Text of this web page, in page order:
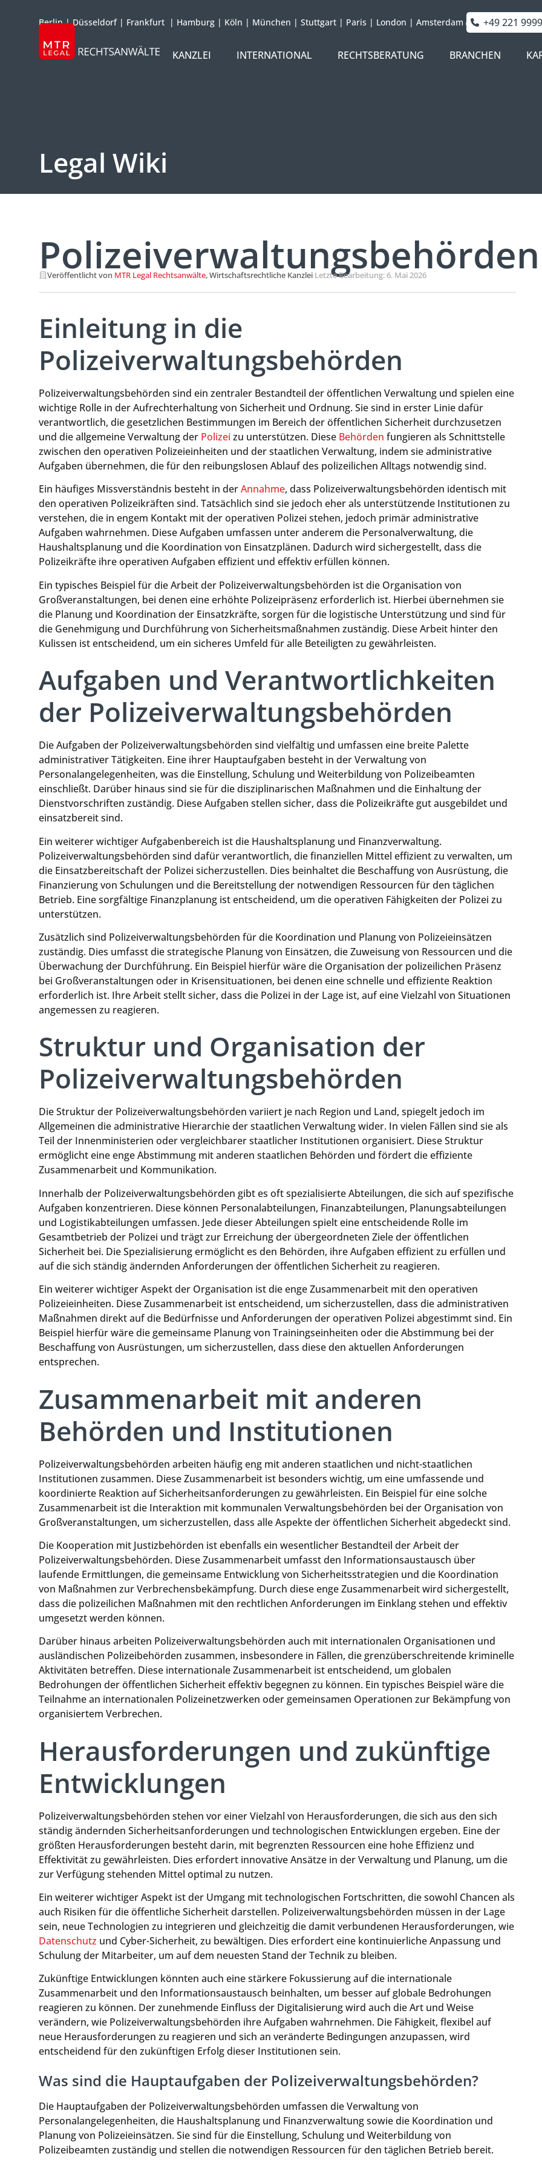
Berlin|Düsseldorf| Frankfurt | Hamburg | Köln | München | Stuttgart | Paris | London | Amsterdam +49 221
KANZLEI
INTERNATIONAL RECHTSBERATUNG BRANCHEN
Legal Wiki
Polizeiverwaltungsbehörden
Veröffentlicht von MTR Legal Rechtsanwälte, Wirtschaftsrechtliche Kanzlei·Letzte Bearbeitung: 6. Mai 2026
Einleitung in die
Polizeiverwaltungsbehörden
Polizeiverwaltungsbehörden sind ein zentraler Bestandteil der öffentlichen Verwaltung und spielen eine
wichtige Rolle in der Aufrechterhaltung von Sicherheit und Ordnung. Sie sind in erster Linie dafür
verantwortlich, die gesetzlichen Bestimmungen im Bereich der öffentlichen Sicherheit durchzusetzen
und die allgemeine Verwaltung der Polizei zu unterstützen. Diese Behörden fungieren als Schnittstelle
zwischen den operativen Polizeieinheiten und der staatlichen Verwaltung, indem sie administrative
Aufgaben übernehmen, die für den reibungslosen Ablauf des polizeilichen Alltags notwendig sind.
Ein häufiges Missverständnis besteht in derAnnahme, dass Polizeiverwaltungsbehörden identisch mit
den operativen Polizeikräften sind. Tatsächlich sind sie jedoch eher als unterstützende Institutionen zu
verstehen, die in engem Kontakt mit der operativen Polizei stehen, jedoch primär administrative
Aufgaben wahrnehmen. Diese Aufgaben umfassen unter anderem die Personalverwaltung, die
Haushaltsplanung und die Koordination von Einsatzplänen. Dadurch wird sichergestellt, dass die
Polizeikräfte ihre operativen Aufgaben effizient und effektiv erfüllen können.
Ein typisches Beispiel für die Arbeit der Polizeiverwaltungsbehörden ist die Organisation von
Großveranstaltungen, bei denen eine erhöhte Polizeipräsenz erforderlich ist. Hierbei übernehmen sie
die Planung und Koordination der Einsatzkräfte, sorgen für die logistische Unterstützung und sind für
die Genehmigung und Durchführung von Sicherheitsmaßnahmen zuständig. Diese Arbeit hinter den
Kulissen ist entscheidend, um ein sicheres Umfeld für alle Beteiligten zu gewährleisten.
Aufgaben und Verantwortlichkeiten
der Polizeiverwaltungsbehörden
Die Aufgaben der Polizeiverwaltungsbehörden sind vielfältig und umfassen eine breite Palette
administrativer Tätigkeiten. Eine ihrer Hauptaufgaben besteht in der Verwaltung von
Personalangelegenheiten, was die Einstellung, Schulung und Weiterbildung von Polizeibeamten
einschließt. Darüber hinaus sind sie für die disziplinarischen Maßnahmen und die Einhaltung der
Dienstvorschriften zuständig. Diese Aufgaben stellen sicher, dass die Polizeikräfte gut ausgebildet und
einsatzbereit sind.
Ein weiterer wichtiger Aufgabenbereich ist die Haushaltsplanung und Finanzverwaltung.
Polizeiverwaltungsbehörden sind dafür verantwortlich, die finanziellen Mittel effizient zu verwalten, um
die Einsatzbereitschaft der Polizei sicherzustellen. Dies beinhaltet die Beschaffung von Ausrüstung, die
Finanzierung von Schulungen und die Bereitstellung der notwendigen Ressourcen für den täglichen
Betrieb. Eine sorgfältige Finanzplanung ist entscheidend, um die operativen Fähigkeiten der Polizei zu
unterstützen.
Zusätzlich sind Polizeiverwaltungsbehörden für die Koordination und Planung von Polizeieinsätzen
zuständig. Dies umfasst die strategische Planung von Einsätzen, die Zuweisung von Ressourcen und die
Überwachung der Durchführung. Ein Beispiel hierfür wäre die Organisation der polizeilichen Präsenz
bei Großveranstaltungen oder in Krisensituationen, bei denen eine schnelle und effiziente Reaktion
erforderlich ist. Ihre Arbeit stellt sicher, dass die Polizei in der Lage ist, auf eine Vielzahl von Situationen
angemessen zu reagieren.
Struktur und Organisation der
Polizeiverwaltungsbehörden
Die Struktur der Polizeiverwaltungsbehörden variiert je nach Region und Land, spiegelt jedoch im
Allgemeinen die administrative Hierarchie der staatlichen Verwaltung wider. In vielen Fällen sind sie als
Teil der Innenministerien oder vergleichbarer staatlicher Institutionen organisiert. Diese Struktur
ermöglicht eine enge Abstimmung mit anderen staatlichen Behörden und fördert die effiziente
Zusammenarbeit und Kommunikation.
Innerhalb der Polizeiverwaltungsbehörden gibt es oft spezialisierte Abteilungen, die sich auf spezifische
Aufgaben konzentrieren. Diese können Personalabteilungen, Finanzabteilungen, Planungsabteilungen
und Logistikabteilungen umfassen. Jede dieser Abteilungen spielt eine entscheidende Rolle im
Gesamtbetrieb der Polizei und trägt zur Erreichung der übergeordneten Ziele der öffentlichen
Sicherheit bei. Die Spezialisierung ermöglicht es den Behörden, ihre Aufgaben effizient zu erfüllen und
auf die sich ständig ändernden Anforderungen der öffentlichen Sicherheit zu reagieren.
Ein weiterer wichtiger Aspekt der Organisation ist die enge Zusammenarbeit mit den operativen
Polizeieinheiten. Diese Zusammenarbeit ist entscheidend, um sicherzustellen, dass die administrativen
Maßnahmen direkt auf die Bedürfnisse und Anforderungen der operativen Polizei abgestimmt sind. Ein
Beispiel hierfür wäre die gemeinsame Planung von Trainingseinheiten oder die Abstimmung bei der
Beschaffung von Ausrüstungen, um sicherzustellen, dass diese den aktuellen Anforderungen
entsprechen.
Zusammenarbeit mit anderen
Behörden und Institutionen
Polizeiverwaltungsbehörden arbeiten häufig eng mit anderen staatlichen und nicht-staatlichen
Institutionen zusammen. Diese Zusammenarbeit ist besonders wichtig, um eine umfassende und
koordinierte Reaktion auf Sicherheitsanforderungen zu gewährleisten. Ein Beispiel für eine solche
Zusammenarbeit ist die Interaktion mit kommunalen Verwaltungsbehörden bei der Organisation von
Großveranstaltungen, um sicherzustellen, dass alle Aspekte der öffentlichen Sicherheit abgedeckt sind.
Die Kooperation mit Justizbehörden ist ebenfalls ein wesentlicher Bestandteil der Arbeit der
Polizeiverwaltungsbehörden. Diese Zusammenarbeit umfasst den Informationsaustausch über
laufende Ermittlungen, die gemeinsame Entwicklung von Sicherheitsstrategien und die Koordination
von Maßnahmen zur Verbrechensbekämpfung. Durch diese enge Zusammenarbeit wird sichergestellt,
dass die polizeilichen Maßnahmen mit den rechtlichen Anforderungen im Einklang stehen und effektiv
umgesetzt werden können.
Darüber hinaus arbeiten Polizeiverwaltungsbehörden auch mit internationalen Organisationen und
ausländischen Polizeibehörden zusammen, insbesondere in Fällen, die grenzüberschreitende kriminelle
Aktivitäten betreffen. Diese internationale Zusammenarbeit ist entscheidend, um globalen
Bedrohungen der öffentlichen Sicherheit effektiv begegnen zu können. Ein typisches Beispiel wäre die
Teilnahme an internationalen Polizeinetzwerken oder gemeinsamen Operationen zur Bekämpfung von
organisiertem Verbrechen.
Herausforderungen und zukünftige
Entwicklungen
Polizeiverwaltungsbehörden stehen vor einer Vielzahl von Herausforderungen, die sich aus den sich
ständig ändernden Sicherheitsanforderungen und technologischen Entwicklungen ergeben. Eine der
größten Herausforderungen besteht darin, mit begrenzten Ressourcen eine hohe Effizienz und
Effektivität zu gewährleisten. Dies erfordert innovative Ansätze in der Verwaltung und Planung, um die
zur Verfügung stehenden Mittel optimal zu nutzen.
Ein weiterer wichtiger Aspekt ist der Umgang mit technologischen Fortschritten, die sowohl Chancen als
auch Risiken für die öffentliche Sicherheit darstellen. Polizeiverwaltungsbehörden müssen in der Lage
sein, neue Technologien zu integrieren und gleichzeitig die damit verbundenen Herausforderungen, wie
Datenschutz und Cyber-Sicherheit, zu bewältigen. Dies erfordert eine kontinuierliche Anpassung und
Schulung der Mitarbeiter, um auf dem neuesten Stand der Technik zu bleiben.
Zukünftige Entwicklungen könnten auch eine stärkere Fokussierung auf die internationale
Zusammenarbeit und den Informationsaustausch beinhalten, um besser auf globale Bedrohungen
reagieren zu können. Der zunehmende Einfluss der Digitalisierung wird auch die Art und Weise
verändern, wie Polizeiverwaltungsbehörden ihre Aufgaben wahrnehmen. Die Fähigkeit, flexibel auf
neue Herausforderungen zu reagieren und sich an veränderte Bedingungen anzupassen, wird
entscheidend für den zukünftigen Erfolg dieser Institutionen sein.
Was sind die Hauptaufgaben der Polizeiverwaltungsbehörden?
Die Hauptaufgaben der Polizeiverwaltungsbehörden umfassen die Verwaltung von
Personalangelegenheiten, die Haushaltsplanung und Finanzverwaltung sowie die Koordination und
Planung von Polizeieinsätzen. Sie sind für die Einstellung, Schulung und Weiterbildung von
Polizeibeamten zuständig und stellen die notwendigen Ressourcen für den täglichen Betrieb bereit.